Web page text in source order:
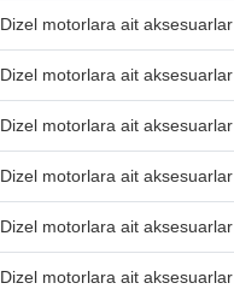
Dizel motorlara ait aksesuarlar
Dizel motorlara ait aksesuarlar
Dizel motorlara ait aksesuarlar
Dizel motorlara ait aksesuarlar
Dizel motorlara ait aksesuarlar
Dizel motorlara ait aksesuarlar